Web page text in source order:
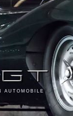
AUTOMOBILE